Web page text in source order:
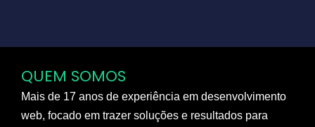
QUEM SOMOS
Mais de 17 anos de experiência em desenvolvimento
web, focado em trazer soluções e resultados para